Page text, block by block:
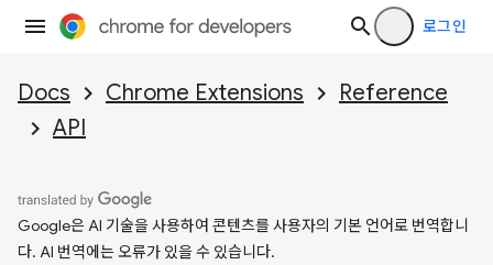
로그인
Docs Chrome Extensions
Reference
API
Google은 AI 기술을 사용하여 콘텐츠를 사용자의 기본 언어로 번역합니
다. AI 번역에는 오류가 있을 수 있습니다.